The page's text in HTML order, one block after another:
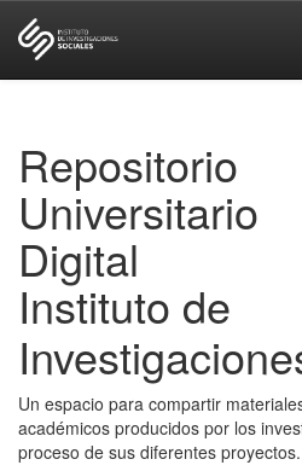
Repositorio
Universitario
Digital
Instituto de
Un espacio para compartir
académicos producidos por los
proceso de sus diferentes proyectos.